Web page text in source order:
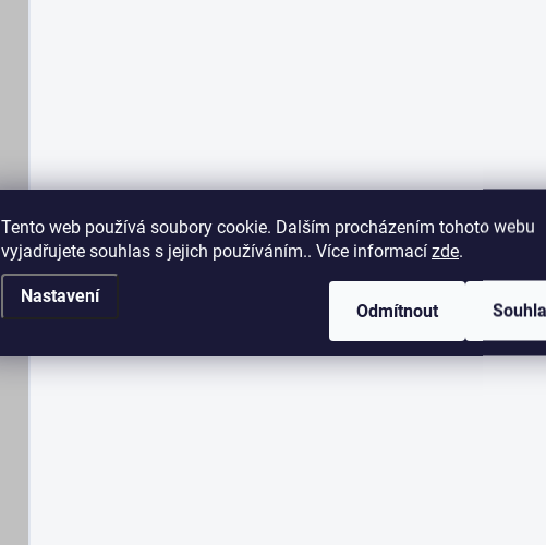
Tento web používá soubory cookie. Dalším procházením tohoto webu
vyjadřujete souhlas s jejich používáním.. Více informací zde.
Nastavení
Odmítnout